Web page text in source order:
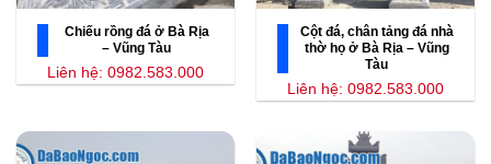
Chiếu rồng đá ở Bà Rịa
– Vũng Tàu
Liên hệ: 0982.583.000
Cột đá, chân tảng đá nhà
thờ họ ở Bà Rịa – Vũng
Tàu
Liên hệ: 0982.583.000